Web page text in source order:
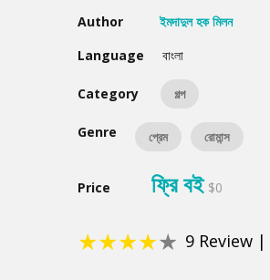
Author
ইমদাদুল হক মিলন
Language
বাংলা
Category গল্প
Genre প্রেম রোমান্স
Price ফ্রি বই $0
★★★★★ 9 Review |